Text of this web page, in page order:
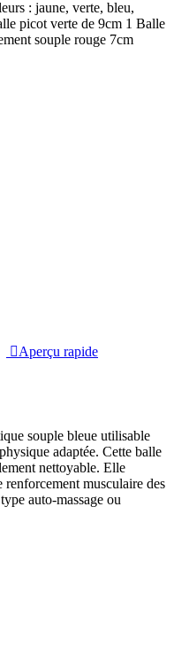
: jaune, verte, bleu,
picot verte de 9cm 1 Balle
souple rouge 7cm
Aperçu rapide
souple bleue utilisable
adaptée. Cette balle
nettoyable. Elle
musculaire des
auto-massage ou